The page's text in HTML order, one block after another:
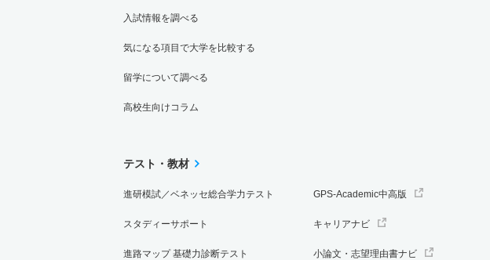
入試情報を調べる
気になる項目で大学を比較する
留学について調べる
高校生向けコラム
テスト・教材
進研模試／ベネッセ総合学力テスト
スタディーサポート
進路マップ 基礎力診断テスト
GPS-Academic中高版
キャリアナビ
小論文・志望理由書ナビ